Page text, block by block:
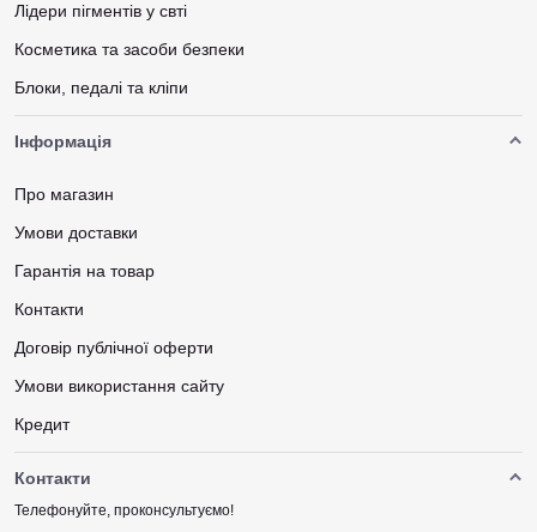
Лідери пігментів у свті
Косметика та засоби безпеки
Блоки, педалі та кліпи
Інформація
Про магазин
Умови доставки
Гарантія на товар
Контакти
Договір публічної оферти
Умови використання сайту
Кредит
Контакти
Телефонуйте, проконсультуємо!